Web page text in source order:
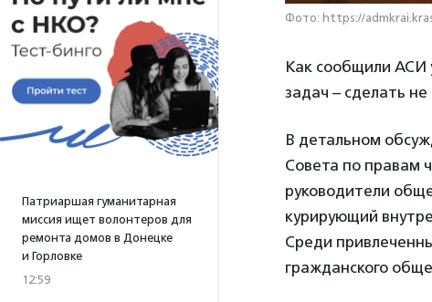
Патриаршая гуманитарная
миссия ищет волонтеров для
ремонта домов в Донецке
и Горловке
12:59
Фото: https://
Как сообщили АСИ
задач – сделать
В детальном
Совета по правам
руководители
курирующий
Среди
гражданского